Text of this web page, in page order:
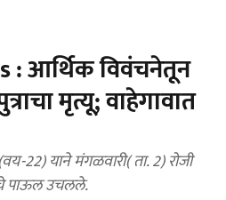
: आर्थिक विवंचनेतून
मृत्यू; वाहेगावात
22) याने मंगळवारी( ता. 2) रोजी
पाऊल उचलले.